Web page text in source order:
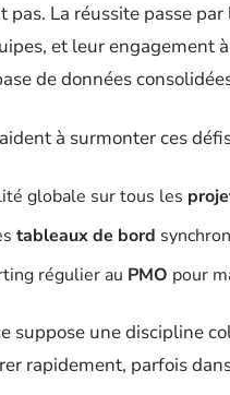
pas. La réussite passe
et leur engagement
de données
à surmonter ces
globale sur tous les
tableaux de bord
régulier au PMO pour
suppose une discipline
rapidement, parfois